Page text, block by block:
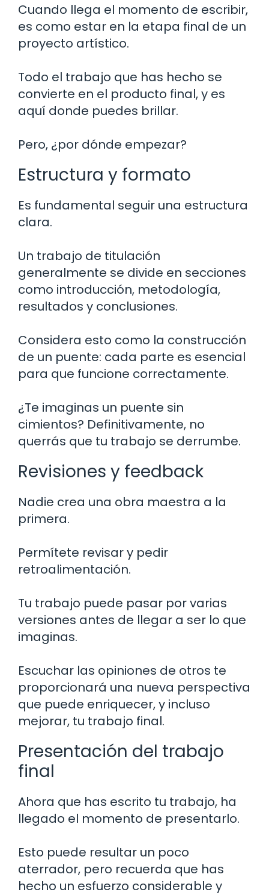
Cuando llega el momento de escribir,
es como estar en la etapa final de un
proyecto artístico.
Todo el trabajo que has hecho se
convierte en el producto final, y es
aquí donde puedes brillar.
Pero, ¿por dónde empezar?
Estructura y formato
Es fundamental seguir una estructura
clara.
Un trabajo de titulación
generalmente se divide en secciones
como introducción, metodología,
resultados y conclusiones.
Considera esto como la construcción
de un puente: cada parte es esencial
para que funcione correctamente.
¿Te imaginas un puente sin
cimientos? Definitivamente, no
querrás que tu trabajo se derrumbe.
Revisiones y feedback
Nadie crea una obra maestra a la
primera.
Permítete revisar y pedir
retroalimentación.
Tu trabajo puede pasar por varias
versiones antes de llegar a ser lo que
imaginas.
Escuchar las opiniones de otros te
proporcionará una nueva perspectiva
que puede enriquecer, y incluso
mejorar, tu trabajo final.
Presentación del trabajo
final
Ahora que has escrito tu trabajo, ha
llegado el momento de presentarlo.
Esto puede resultar un poco
aterrador, pero recuerda que has
hecho un esfuerzo considerable y